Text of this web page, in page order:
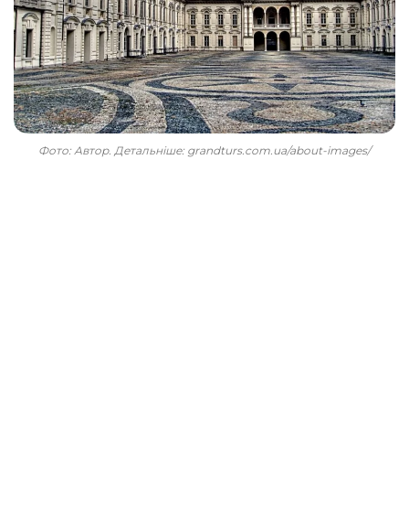
Фото: Автор. Детальніше: grandturs.com.ua/about-images/